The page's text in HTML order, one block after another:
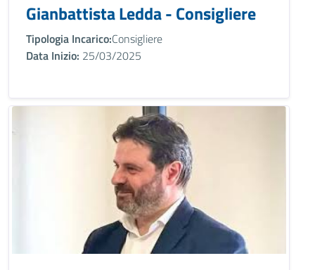
Gianbattista Ledda - Consigliere
Tipologia Incarico:Consigliere
Data Inizio: 25/03/2025